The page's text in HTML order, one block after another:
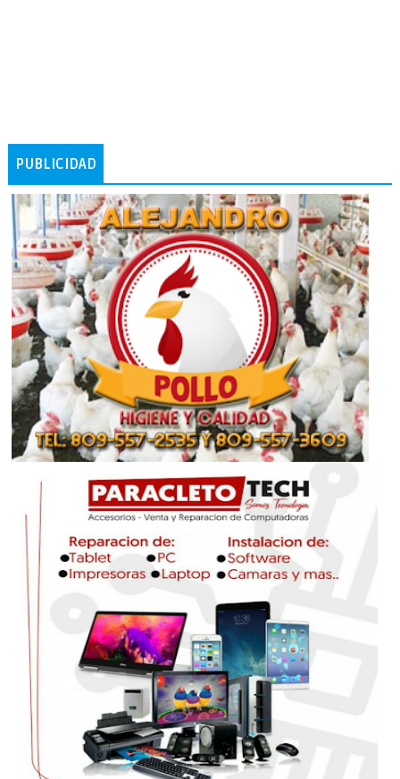
PUBLICIDAD